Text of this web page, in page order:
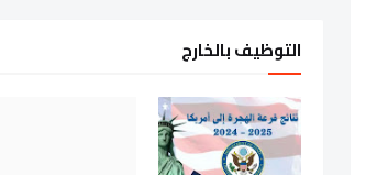
التوظيف بالخارج